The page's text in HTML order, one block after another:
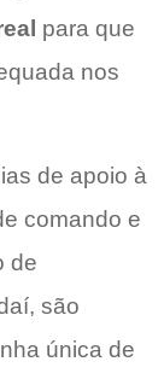
para que
nos
de apoio à
comando e
de
são
única de